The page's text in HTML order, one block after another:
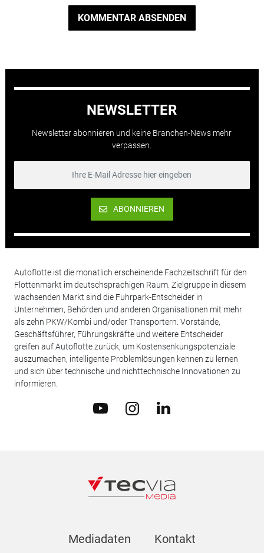
KOMMENTAR ABSENDEN
NEWSLETTER
Newsletter abonnieren und keine Branchen-News mehr
verpassen.
ABONNIEREN
Autoflotte ist die monatlich erscheinende Fachzeitschrift für den
Flottenmarkt im deutschsprachigen Raum. Zielgruppe in diesem
wachsenden Markt sind die Fuhrpark-Entscheider in
Unternehmen, Behörden und anderen Organisationen mit mehr
als zehn PKW/Kombi und/oder Transportern. Vorstände,
Geschäftsführer, Führungskräfte und weitere Entscheider
greifen auf Autoflotte zurück, um Kostensenkungspotenziale
auszumachen, intelligente Problemlösungen kennen zu lernen
und sich über technische und nichttechnische Innovationen zu
informieren.
Mediadaten Kontakt